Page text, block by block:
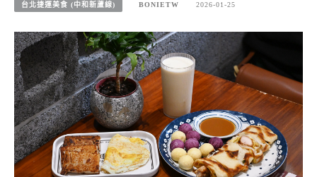
台北捷運美食 (中和新蘆線) BONIETW 2026-01-25